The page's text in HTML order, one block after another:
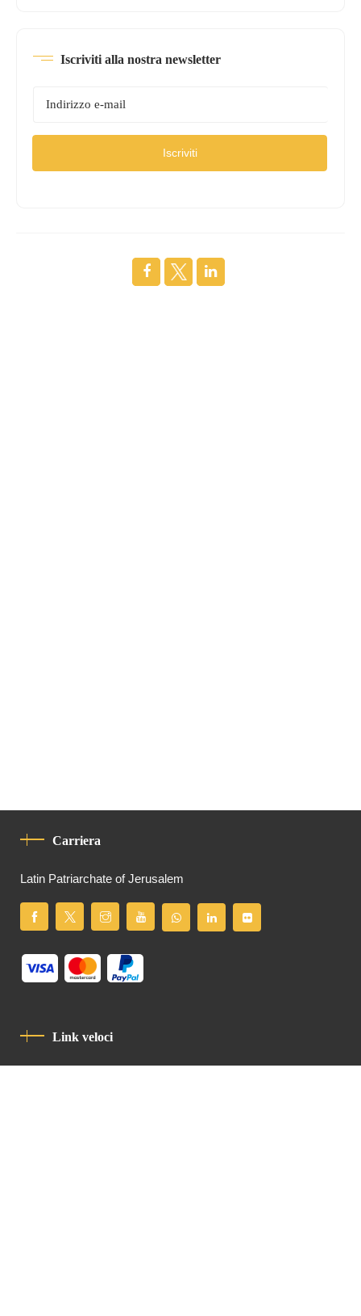
Iscriviti alla nostra newsletter
Iscriviti
Carriera
Latin Patriarchate of Jerusalem
Link veloci